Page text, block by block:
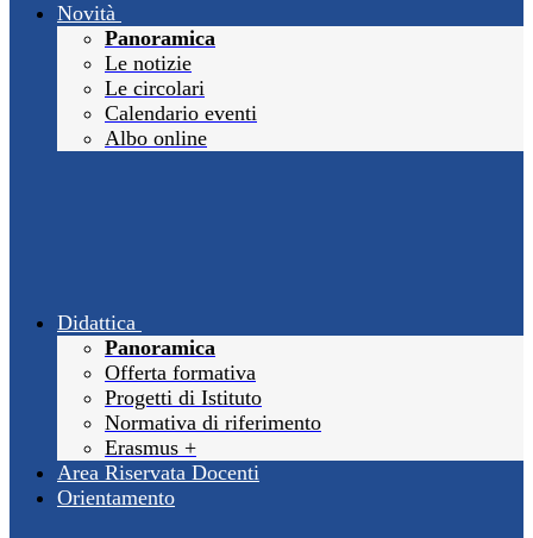
Novità
Panoramica
Le notizie
Le circolari
Calendario eventi
Albo online
Didattica
Panoramica
Offerta formativa
Progetti di Istituto
Normativa di riferimento
Erasmus +
Area Riservata Docenti
Orientamento